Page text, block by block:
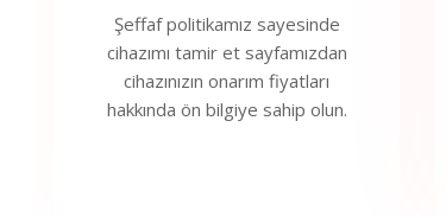
Şeffaf politikamız sayesinde
cihazımı tamir et sayfamızdan
cihazınızın onarım fiyatları
hakkında ön bilgiye sahip olun.